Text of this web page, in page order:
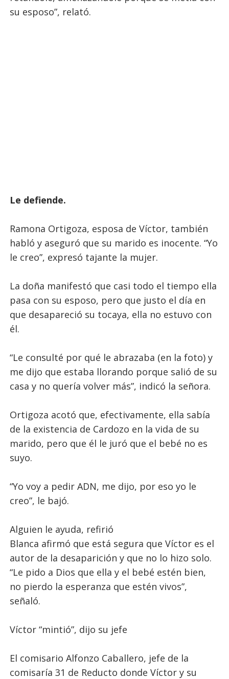
su esposo”, relató.
Le defiende.
Ramona Ortigoza, esposa de Víctor, también
habló y aseguró que su marido es inocente. “Yo
le creo”, expresó tajante la mujer.
La doña manifestó que casi todo el tiempo ella
pasa con su esposo, pero que justo el día en
que desapareció su tocaya, ella no estuvo con
él.
“Le consulté por qué le abrazaba (en la foto) y
me dijo que estaba llorando porque salió de su
casa y no quería volver más”, indicó la señora.
Ortigoza acotó que, efectivamente, ella sabía
de la existencia de Cardozo en la vida de su
marido, pero que él le juró que el bebé no es
suyo.
“Yo voy a pedir ADN, me dijo, por eso yo le
creo”, le bajó.
Alguien le ayuda, refirió
Blanca afirmó que está segura que Víctor es el
autor de la desaparición y que no lo hizo solo.
“Le pido a Dios que ella y el bebé estén bien,
no pierdo la esperanza que estén vivos”,
señaló.
Víctor “mintió”, dijo su jefe
El comisario Alfonzo Caballero, jefe de la
comisaría 31 de Reducto donde Víctor y su